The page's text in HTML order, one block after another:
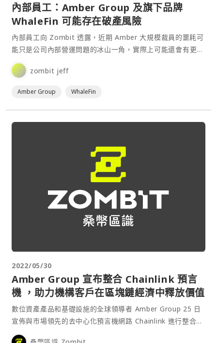
內部員工：Amber Group 及旗下品牌
WhaleFin 可能存在破產風險
內部員工向 Zombit 透露，近期 Amber 大規模裁員的噩耗可
能只是公司內部營運問題的冰山一角，實際上可能還會有更大
的危機發生。消息來源暗示，Amber 與 FTX 可能存在相同的
「高層舞弊」問題，很多員工都不知道狀況，甚至都被矇在鼓
zombit jeff
Amber Group WhaleFin
2022/05/30
Amber Group 宣布整合 Chainlink 預言
機 ，助力機構客戶在區塊鏈經濟中釋放價值
數位資產產品和基礎設施的全球領導者 Amber Group 25 日
宣佈與市場領先的去中心化預言機網路 Chainlink 進行整合，
以向該公司在北美、歐洲和亞洲持續增長的機構客群帶來更安